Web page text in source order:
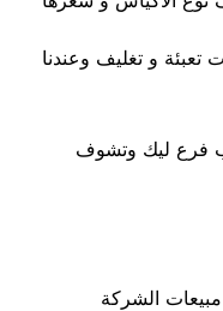
تعبئة و تغليف وعندنا
فرع ليك وتشوف
الشركة